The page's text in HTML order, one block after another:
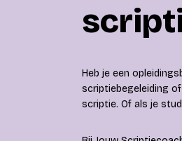
Heb je een
scriptiebegeleiding
scriptie. Of als je